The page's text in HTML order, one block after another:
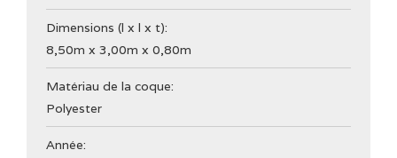
Dimensions (l x l x t):
8,50m x 3,00m x 0,80m
Matériau de la coque:
Polyester
Année: